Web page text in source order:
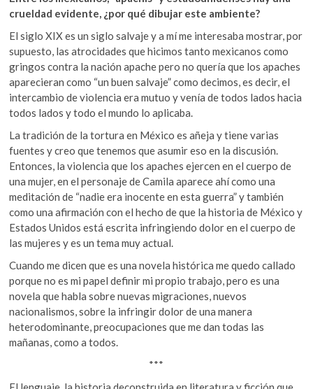
crueldad evidente, ¿por qué dibujar este ambiente?
El siglo XIX es un siglo salvaje y a mí me interesaba mostrar, por
supuesto, las atrocidades que hicimos tanto mexicanos como
gringos contra la nación apache pero no quería que los apaches
aparecieran como “un buen salvaje” como decimos, es decir, el
intercambio de violencia era mutuo y venía de todos lados hacia
todos lados y todo el mundo lo aplicaba.
La tradición de la tortura en México es añeja y tiene varias
fuentes y creo que tenemos que asumir eso en la discusión.
Entonces, la violencia que los apaches ejercen en el cuerpo de
una mujer, en el personaje de Camila aparece ahí como una
meditación de “nadie era inocente en esta guerra” y también
como una afirmación con el hecho de que la historia de México y
Estados Unidos está escrita infringiendo dolor en el cuerpo de
las mujeres y es un tema muy actual.
Cuando me dicen que es una novela histórica me quedo callado
porque no es mi papel definir mi propio trabajo, pero es una
novela que habla sobre nuevas migraciones, nuevos
nacionalismos, sobre la infringir dolor de una manera
heterodominante, preocupaciones que me dan todas las
mañanas, como a todos.
***